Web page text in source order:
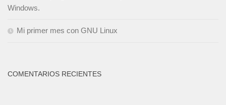
Windows.
Mi primer mes con GNU Linux
COMENTARIOS RECIENTES